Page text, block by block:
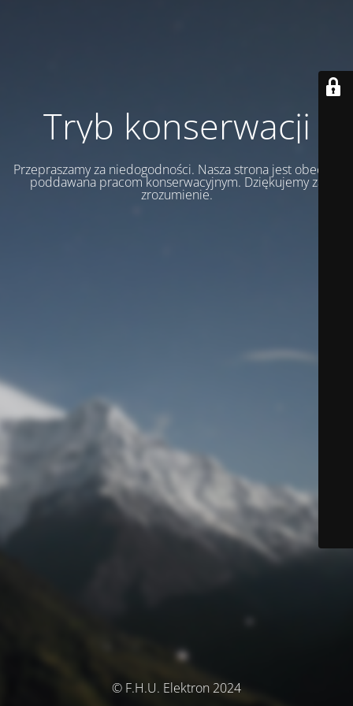
Tryb konserwacji
Przepraszamy za niedogodności. Nasza strona jest obecnie
poddawana pracom konserwacyjnym. Dziękujemy za
zrozumienie.
© F.H.U. Elektron 2024